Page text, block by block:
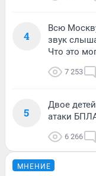
4
Всю
звук
Что это
7 253
5
Двое
атаки
6 266
МНЕНИЕ